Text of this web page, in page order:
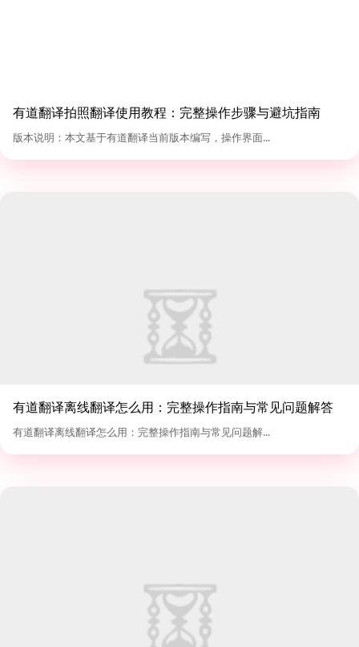
有道翻译拍照翻译使用教程：完整操作步骤与避坑指南
（2026版）
版本说明：本文基于有道翻译当前版本编写，操作界面...
有道翻译离线翻译怎么用：完整操作指南与常见问题解答
有道翻译离线翻译怎么用：完整操作指南与常见问题解...